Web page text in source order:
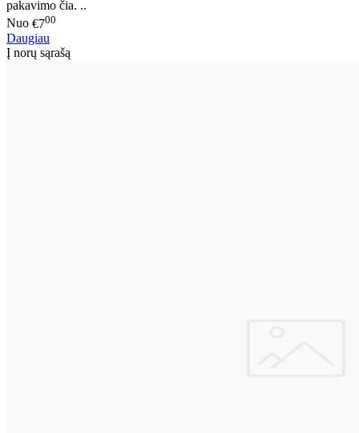
pakavimo čia. ..
Nuo €700
Daugiau
Į norų sąrašą